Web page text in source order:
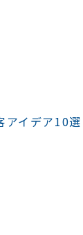
イデア10選